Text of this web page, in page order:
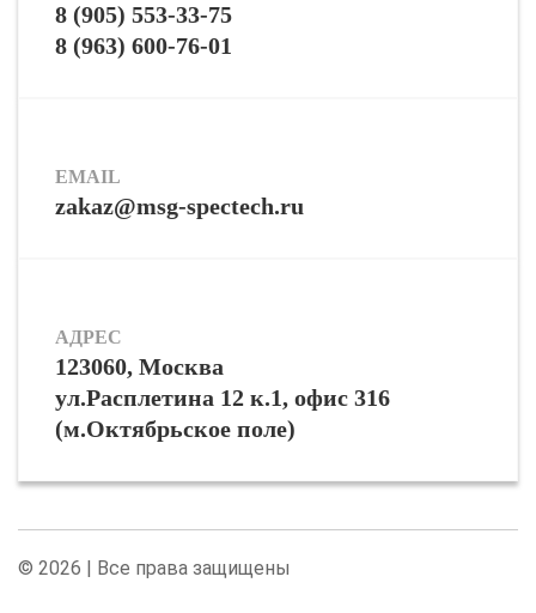
8 (905) 553-33-75
8 (963) 600-76-01
EMAIL
zakaz@msg-spectech.ru
АДРЕС
123060, Москва
ул.Расплетина 12 к.1, офис 316
(м.Октябрьское поле)
© 2026 | Все права защищены